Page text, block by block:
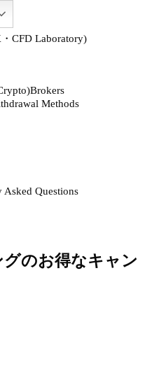
Brokers
Methods
Asked Questions
のお得なキャン